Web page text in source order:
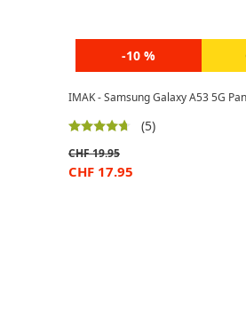
-10 %
IMAK - Samsung Galaxy A53 5G
(5)
CHF19.95
CHF 17.95